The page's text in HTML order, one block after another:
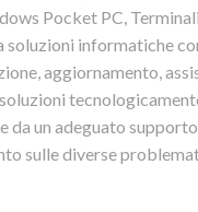
Pocket PC,
soluzioni informatiche
aggiornamento,
da un adeguato
sulle diverse